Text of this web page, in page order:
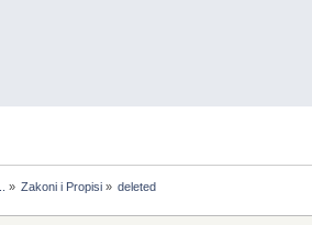
» Zakoni i Propisi» deleted